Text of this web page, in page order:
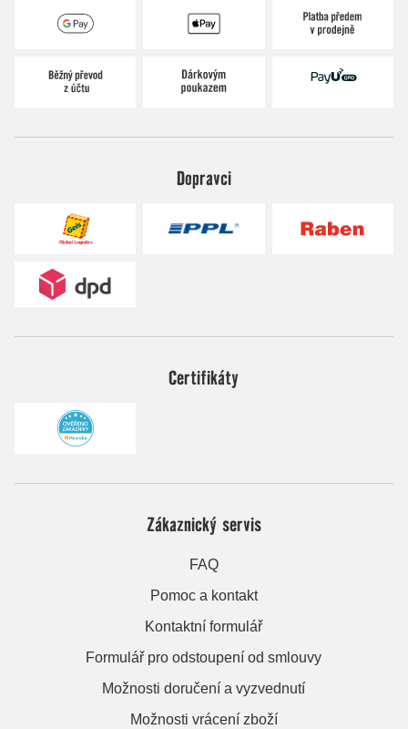
Dopravci
Certifikáty
Zákaznický servis
FAQ
Pomoc a kontakt
Kontaktní formulář
Formulář pro odstoupení od smlouvy
Možnosti doručení a vyzvednutí
Možnosti vrácení zboží